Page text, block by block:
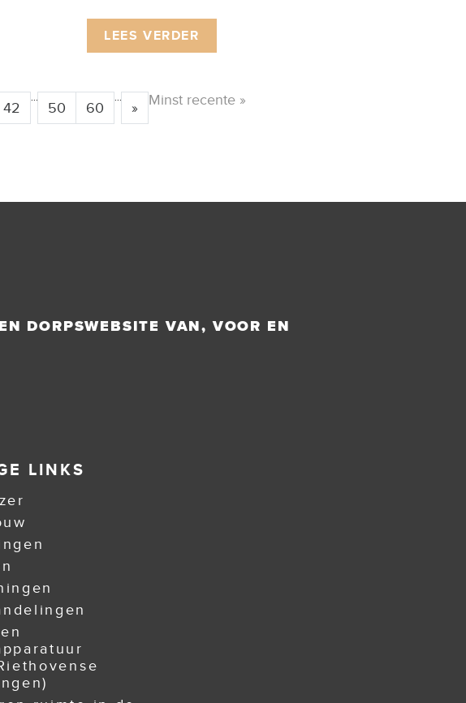
LEES VERDER
42
...
50 60
...
» Minst recente »
DORPSWEBSITE VAN, VOOR EN
LINKS